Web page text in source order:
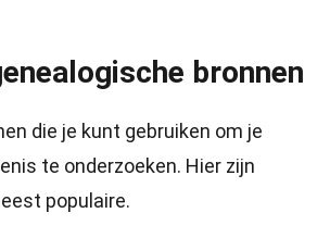
bronnen
die je kunt gebruiken om je
te onderzoeken. Hier zijn
populaire.